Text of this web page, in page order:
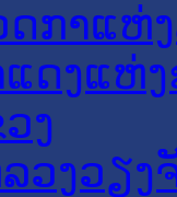
ດກາແຫ່
ດງແຫ່
ງ
ວງວຽງ